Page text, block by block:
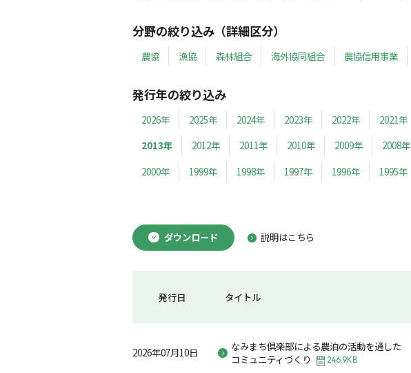
分野の絞り込み（詳細区分）
農協 漁協 森林組合 海外協同組合 農協信用事業
発行年の絞り込み
2026年 2025年 2024年 2023年 2022年 2021年
2013年
2012年 2011年 2010年 2009年 2008年
2000年
1999年 1998年 1997年 1996年 1995年
ダウンロード 説明はこちら
発行日 タイトル
2026年07月10日
なみまち倶楽部による農泊の活動を通した
コミュニティづくり
246.9KB